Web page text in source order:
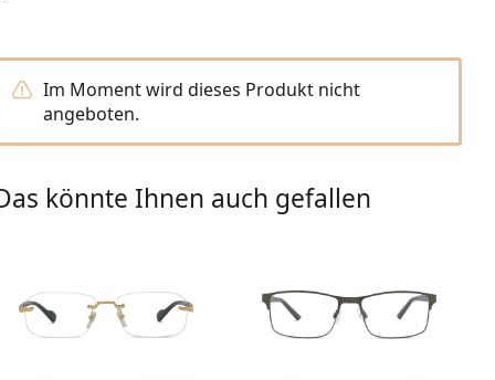
Im Moment wird dieses Produkt nicht
angeboten.
könnte Ihnen auch gefallen